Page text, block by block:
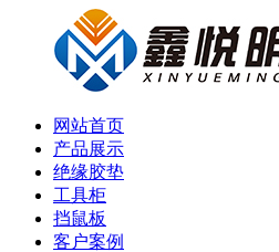
网站首页
产品展示
绝缘胶垫
工具柜
挡鼠板
客户案例